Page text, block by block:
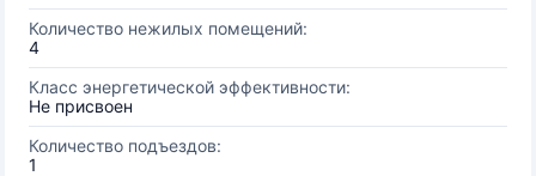
Количество нежилых помещений:
4
Класс энергетической эффективности:
Не присвоен
Количество подъездов:
1